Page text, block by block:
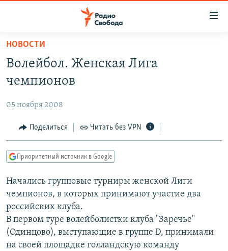
упрощенного
доступа
основному
Вернутся
главной
навигации
Вернутся
поиску
ПРОГРАММЫ
ЦИТАТЫ СВОБОДЫ
МНЕНИЯ
IDEL.РЕАЛИИ
КАВКАЗ.РЕАЛИИ
СЕВЕР.РЕАЛИИ
СИБИРЬ.РЕАЛИИ
РАСПИСАНИЕ ВЕЩАНИЯ
НОВОСТИ
Волейбол. Женская Лига
чемпионов
05 ноября 2008
Поделиться Читать без VPN
Приоритетный источник в Google
Начались групповые турниры женской Лиги
чемпионов, в которых принимают участие два
российских клуба.
В первом туре волейболистки клуба "Заречье"
(Одинцово), выступающие в группе D, принимали
на своей площадке голландскую команду